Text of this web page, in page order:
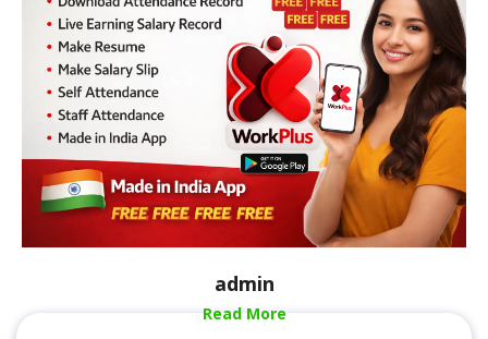
admin
Read More